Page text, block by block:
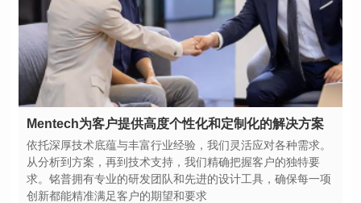
Mentech为客户提供高度个性化和定制化的解决方案
创新都能精准满足客户的期望和要求